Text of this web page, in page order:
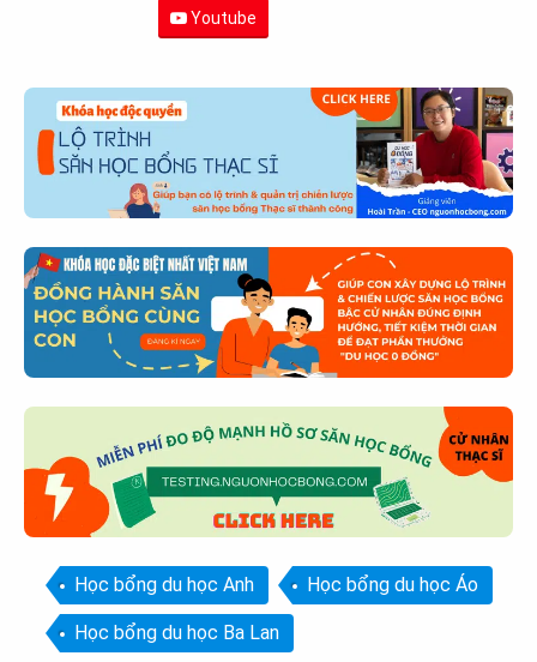
Youtube
Học bổng du học Anh Học bổng du học Áo
Học bổng du học Ba Lan